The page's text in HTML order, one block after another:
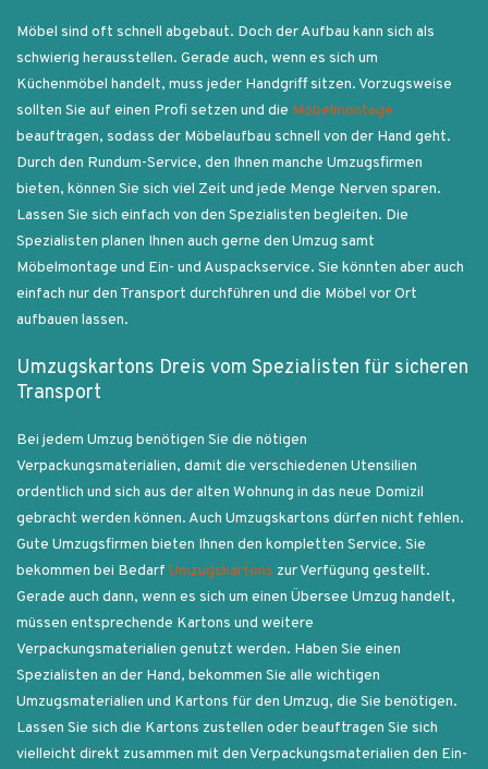
Möbel sind oft schnell abgebaut. Doch der Aufbau kann sich als
schwierig herausstellen. Gerade auch, wenn es sich um
Küchenmöbel handelt, muss jeder Handgriff sitzen. Vorzugsweise
sollten Sie auf einen Profi setzen und die Möbelmontage
beauftragen, sodass der Möbelaufbau schnell von der Hand geht.
Durch den Rundum-Service, den Ihnen manche Umzugsfirmen
bieten, können Sie sich viel Zeit und jede Menge Nerven sparen.
Lassen Sie sich einfach von den Spezialisten begleiten. Die
Spezialisten planen Ihnen auch gerne den Umzug samt
Möbelmontage und Ein- und Auspackservice. Sie könnten aber auch
einfach nur den Transport durchführen und die Möbel vor Ort
aufbauen lassen.
Umzugskartons Dreis vom Spezialisten für sicheren
Transport
Bei jedem Umzug benötigen Sie die nötigen
Verpackungsmaterialien, damit die verschiedenen Utensilien
ordentlich und sich aus der alten Wohnung in das neue Domizil
gebracht werden können. Auch Umzugskartons dürfen nicht fehlen.
Gute Umzugsfirmen bieten Ihnen den kompletten Service. Sie
bekommen bei Bedarf Umzugskartons zur Verfügung gestellt.
Gerade auch dann, wenn es sich um einen Übersee Umzug handelt,
müssen entsprechende Kartons und weitere
Verpackungsmaterialien genutzt werden. Haben Sie einen
Spezialisten an der Hand, bekommen Sie alle wichtigen
Umzugsmaterialien und Kartons für den Umzug, die Sie benötigen.
Lassen Sie sich die Kartons zustellen oder beauftragen Sie sich
vielleicht direkt zusammen mit den Verpackungsmaterialien den Ein-